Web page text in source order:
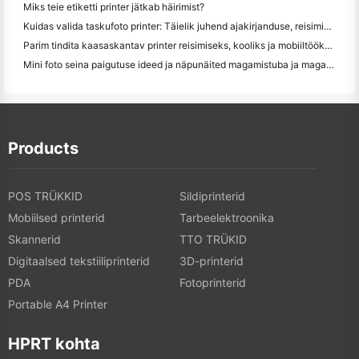
Miks teie etiketti printer jätkab häirimist?
Kuidas valida taskufoto printer: Täielik juhend ajakirjanduse, reisimise ja iPhone'i kasutajatele
Parim tindita kaasaskantav printer reisimiseks, kooliks ja mobiiltööks: Hanin MT620 Pro ülevaade
Mini foto seina paigutuse ideed ja näpunäited magamistuba ja magamistuba kaunistamiseks
Products
POS TRÜKKID
Sildiprinterid
Mobiilsed printerid
Tarbeelektroonika
Skannerid
TTO TRÜKID
Digitaalsed tekstiiliprinterid
3D-printerid
PDA
Fotoprinterid
Portable A4 Printer
HPRT kohta